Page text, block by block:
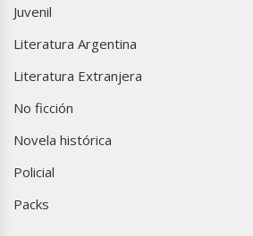
Juvenil
Literatura Argentina
Literatura Extranjera
No ficción
Novela histórica
Policial
Packs